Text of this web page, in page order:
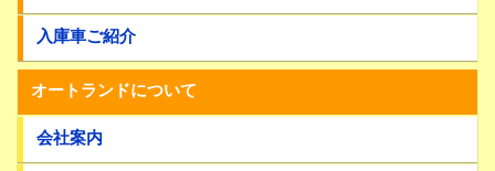
入庫車ご紹介
オートランドについて
会社案内